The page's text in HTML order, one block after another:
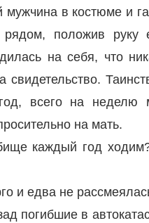
в костюме и
рядом, положив
на себя, что
всего на неделю
на мать.
каждый год
и едва не
погибшие в